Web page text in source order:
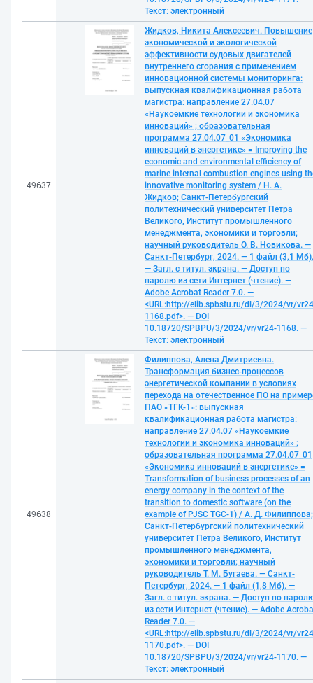
Текст: электронный
49637
Жидков, Никита Алексеевич. Повышение
экономической и экологической
эффективности судовых двигателей
внутреннего сгорания с применением
инновационной системы мониторинга:
выпускная квалификационная работа
магистра: направление 27.04.07
«Наукоемкие технологии и экономика
инноваций» ; образовательная
программа 27.04.07_01 «Экономика
инноваций в энергетике» = Improving the
economic and environmental efficiency of
marine internal combustion engines using
innovative monitoring system / Н. А.
Жидков; Санкт-Петербургский
политехнический университет Петра
Великого, Институт промышленного
менеджмента, экономики и торговли;
научный руководитель О. В. Новикова. —
Санкт-Петербург, 2024. — 1 файл (3,1 Мб).
— Загл. с титул. экрана. — Доступ по
паролю из сети Интернет (чтение). —
Adobe Acrobat Reader 7.0. —
<URL:http://elib.spbstu.ru/dl/3/2024/vr/
1168.pdf>. — DOI
10.18720/SPBPU/3/2024/vr/vr24-1168. —
Текст: электронный
49638
Филиппова, Алена Дмитриевна.
Трансформация бизнес-процессов
энергетической компании в условиях
перехода на отечественное ПО на
ПАО «ТГК-1»: выпускная
квалификационная работа магистра:
направление 27.04.07 «Наукоемкие
технологии и экономика инноваций» ;
образовательная программа 27.04.07_01
«Экономика инноваций в энергетике» =
Transformation of business processes of an
energy company in the context of the
transition to domestic software (on the
example of PJSC TGC-1) / А. Д. Филиппова;
Санкт-Петербургский политехнический
университет Петра Великого, Институт
промышленного менеджмента,
экономики и торговли; научный
руководитель Т. М. Бугаева. — Санкт-
Петербург, 2024. — 1 файл (1,8 Мб). —
Загл. с титул. экрана. — Доступ по
из сети Интернет (чтение). — Adobe
Reader 7.0. —
<URL:http://elib.spbstu.ru/dl/3/2024/vr/
1170.pdf>. — DOI
10.18720/SPBPU/3/2024/vr/vr24-1170. —
Текст: электронный